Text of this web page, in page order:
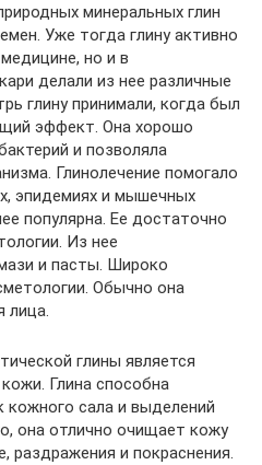
минеральных глин
Уже тогда глину активно
но и в
делали из нее различные
глину принимали, когда был
эффект. Она хорошо
и позволяла
Глинолечение помогало
эпидемиях и мышечных
популярна. Ее достаточно
Из нее
и пасты. Широко
Обычно она
лица.
глины является
Глина способна
сала и выделений
она отлично очищает кожу
раздражения и покраснения.